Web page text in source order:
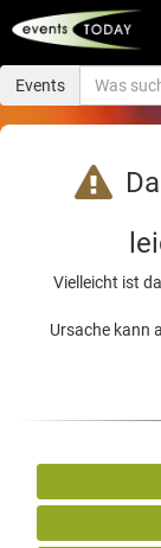
Events
Vielleicht ist
Ursache kann